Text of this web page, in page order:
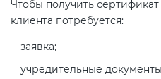
Чтобы получить
клиента потребуется:
заявка;
учредительные